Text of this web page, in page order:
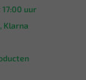
uur
Klarna